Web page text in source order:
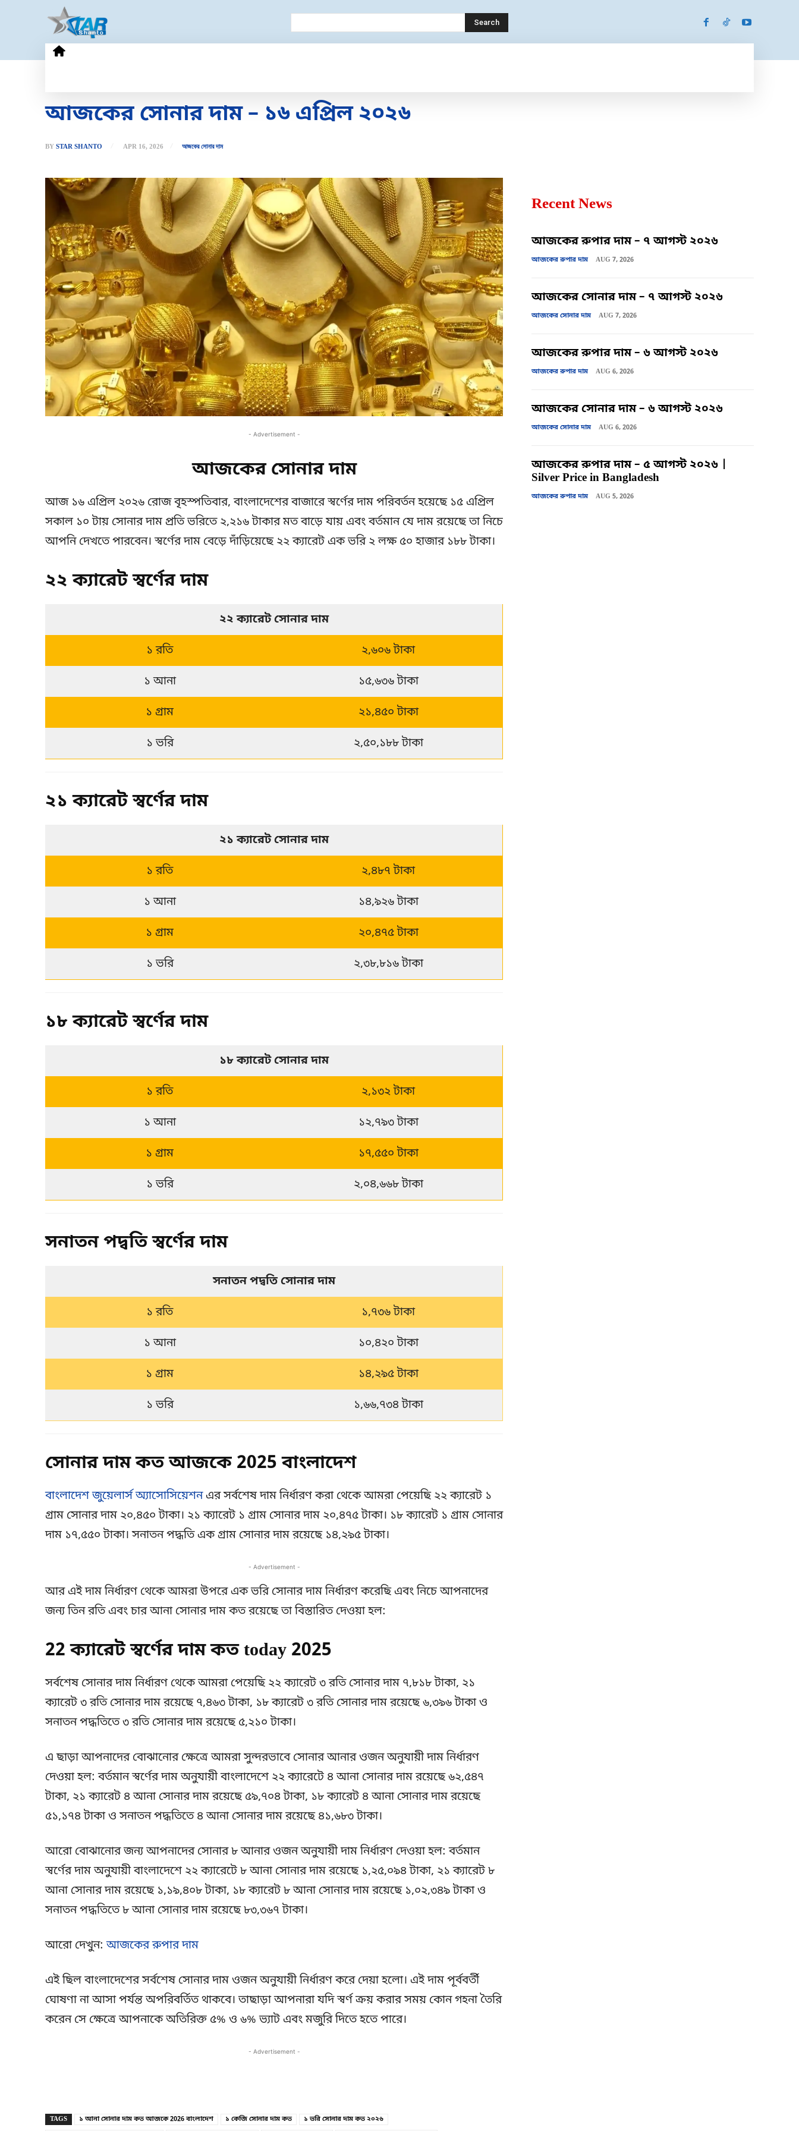
Search
আজকের সোনার দাম – ১৬ এপ্রিল ২০২৬
BY STAR SHANTO APR 16, 2026 আজকের সোনার দাম
- Advertisement -
আজকের সোনার দাম
আজ ১৬ এপ্রিল ২০২৬ রোজ বৃহস্পতিবার, বাংলাদেশের বাজারে স্বর্ণের দাম পরিবর্তন হয়েছে ১৫ এপ্রিল
সকাল ১০ টায় সোনার দাম প্রতি ভরিতে ২,২১৬ টাকার মত বাড়ে যায় এবং বর্তমান যে দাম রয়েছে তা নিচে
আপনি দেখতে পারবেন। স্বর্ণের দাম বেড়ে দাঁড়িয়েছে ২২ ক্যারেট এক ভরি ২ লক্ষ ৫০ হাজার ১৮৮ টাকা।
২২ ক্যারেট স্বর্ণের দাম
২২ ক্যারেট সোনার দাম
১ রতি ২,৬০৬ টাকা
১ আনা ১৫,৬৩৬ টাকা
১ গ্রাম ২১,৪৫০ টাকা
১ ভরি ২,৫০,১৮৮ টাকা
২১ ক্যারেট স্বর্ণের দাম
২১ ক্যারেট সোনার দাম
১ রতি ২,৪৮৭ টাকা
১ আনা ১৪,৯২৬ টাকা
১ গ্রাম ২০,৪৭৫ টাকা
১ ভরি ২,৩৮,৮১৬ টাকা
১৮ ক্যারেট স্বর্ণের দাম
১৮ ক্যারেট সোনার দাম
১ রতি ২,১৩২ টাকা
১ আনা ১২,৭৯৩ টাকা
১ গ্রাম ১৭,৫৫০ টাকা
১ ভরি ২,০৪,৬৬৮ টাকা
সনাতন পদ্বতি স্বর্ণের দাম
সনাতন পদ্বতি সোনার দাম
১ রতি ১,৭৩৬ টাকা
১ আনা ১০,৪২০ টাকা
১ গ্রাম ১৪,২৯৫ টাকা
১ ভরি ১,৬৬,৭৩৪ টাকা
সোনার দাম কত আজকে 2025 বাংলাদেশ
বাংলাদেশ জুয়েলার্স অ্যাসোসিয়েশনএর সর্বশেষ দাম নির্ধারণ করা থেকে আমরা পেয়েছি ২২ ক্যারেট ১
গ্রাম সোনার দাম ২০,৪৫০ টাকা। ২১ ক্যারেট ১ গ্রাম সোনার দাম ২০,৪৭৫ টাকা। ১৮ ক্যারেট ১ গ্রাম সোনার
দাম ১৭,৫৫০ টাকা। সনাতন পদ্ধতি এক গ্রাম সোনার দাম রয়েছে ১৪,২৯৫ টাকা।
- Advertisement -
আর এই দাম নির্ধারণ থেকে আমরা উপরে এক ভরি সোনার দাম নির্ধারণ করেছি এবং নিচে আপনাদের
জন্য তিন রতি এবং চার আনা সোনার দাম কত রয়েছে তা বিস্তারিত দেওয়া হল:
22 ক্যারেট স্বর্ণের দাম কত today 2025
সর্বশেষ সোনার দাম নির্ধারণ থেকে আমরা পেয়েছি ২২ ক্যারেট ৩ রতি সোনার দাম ৭,৮১৮ টাকা, ২১
ক্যারেট ৩ রতি সোনার দাম রয়েছে ৭,৪৬৩ টাকা, ১৮ ক্যারেট ৩ রতি সোনার দাম রয়েছে ৬,৩৯৬ টাকা ও
সনাতন পদ্ধতিতে ৩ রতি সোনার দাম রয়েছে ৫,২১০ টাকা।
এ ছাড়া আপনাদের বোঝানোর ক্ষেত্রে আমরা সুন্দরভাবে সোনার আনার ওজন অনুযায়ী দাম নির্ধারণ
দেওয়া হল: বর্তমান স্বর্ণের দাম অনুযায়ী বাংলাদেশে ২২ ক্যারেটে ৪ আনা সোনার দাম রয়েছে ৬২,৫৪৭
টাকা, ২১ ক্যারেট ৪ আনা সোনার দাম রয়েছে ৫৯,৭০৪ টাকা, ১৮ ক্যারেট ৪ আনা সোনার দাম রয়েছে
৫১,১৭৪ টাকা ও সনাতন পদ্ধতিতে ৪ আনা সোনার দাম রয়েছে ৪১,৬৮৩ টাকা।
আরো বোঝানোর জন্য আপনাদের সোনার ৮ আনার ওজন অনুযায়ী দাম নির্ধারণ দেওয়া হল: বর্তমান
স্বর্ণের দাম অনুযায়ী বাংলাদেশে ২২ ক্যারেটে ৮ আনা সোনার দাম রয়েছে ১,২৫,০৯৪ টাকা, ২১ ক্যারেট ৮
আনা সোনার দাম রয়েছে ১,১৯,৪০৮ টাকা, ১৮ ক্যারেট ৮ আনা সোনার দাম রয়েছে ১,০২,৩৪৯ টাকা ও
সনাতন পদ্ধতিতে ৮ আনা সোনার দাম রয়েছে ৮৩,৩৬৭ টাকা।
আরো দেখুন:আজকের রুপার দাম
এই ছিল বাংলাদেশের সর্বশেষ সোনার দাম ওজন অনুযায়ী নির্ধারণ করে দেয়া হলো। এই দাম পূর্ববর্তী
ঘোষণা না আসা পর্যন্ত অপরিবর্তিত থাকবে। তাছাড়া আপনারা যদি স্বর্ণ ক্রয় করার সময় কোন গহনা তৈরি
করেন সে ক্ষেত্রে আপনাকে অতিরিক্ত ৫% ও ৬% ভ্যাট এবং মজুরি দিতে হতে পারে।
- Advertisement -
TAGS ১ আনা সোনার দাম কত আজকে 2026 বাংলাদেশ ১ কেজি সোনার দাম কত
১ ভরি সোনার দাম কত ২০২৬
Recent News
আজকের রুপার দাম – ৭ আগস্ট ২০২৬
আজকের রুপার দাম AUG 7, 2026
আজকের সোনার দাম – ৭ আগস্ট ২০২৬
আজকের সোনার দাম AUG 7, 2026
আজকের রুপার দাম – ৬ আগস্ট ২০২৬
আজকের রুপার দাম AUG 6, 2026
আজকের সোনার দাম – ৬ আগস্ট ২০২৬
আজকের সোনার দাম AUG 6, 2026
আজকের রুপার দাম – ৫ আগস্ট ২০২৬ |
Silver Price in Bangladesh
আজকের রুপার দাম AUG 5, 2026